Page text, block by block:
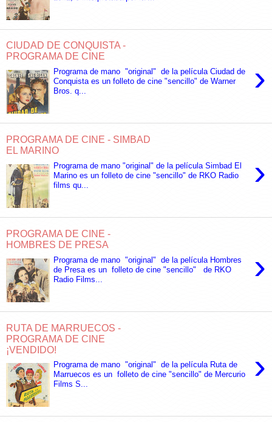
CIUDAD DE CONQUISTA -
PROGRAMA DE CINE
›
Programa de mano "original" de la película Ciudad de
Conquista es un folleto de cine "sencillo" de Warner
Bros. q...
PROGRAMA DE CINE - SIMBAD
EL MARINO
›
Programa de mano "original" de la película Simbad El
Marino es un folleto de cine "sencillo" de RKO Radio
films qu...
PROGRAMA DE CINE -
HOMBRES DE PRESA
›
Programa de mano "original" de la película Hombres
de Presa es un folleto de cine "sencillo" de RKO
Radio Films...
RUTA DE MARRUECOS -
PROGRAMA DE CINE
¡VENDIDO!
›
Programa de mano "original" de la película Ruta de
Marruecos es un folleto de cine "sencillo" de Mercurio
Films S...